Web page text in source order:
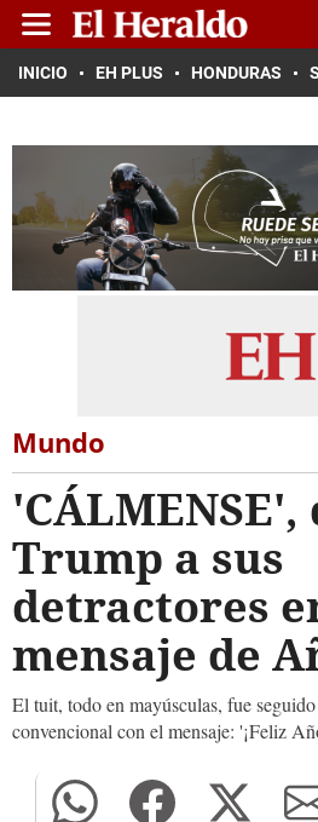
INICIO EH PLUS HONDURAS
Mundo
'CÁLMENSE',
Trump a sus
detractores
mensaje de
El tuit, todo en mayúsculas, fue
convencional con el mensaje: '¡Feliz